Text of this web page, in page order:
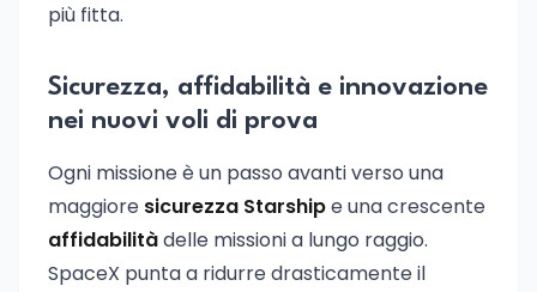
più fitta.
Sicurezza, affidabilità e innovazione
nei nuovi voli di prova
Ogni missione è un passo avanti verso una
maggiore sicurezza Starshipe una crescente
affidabilitàdelle missioni a lungo raggio.
SpaceX punta a ridurre drasticamente il